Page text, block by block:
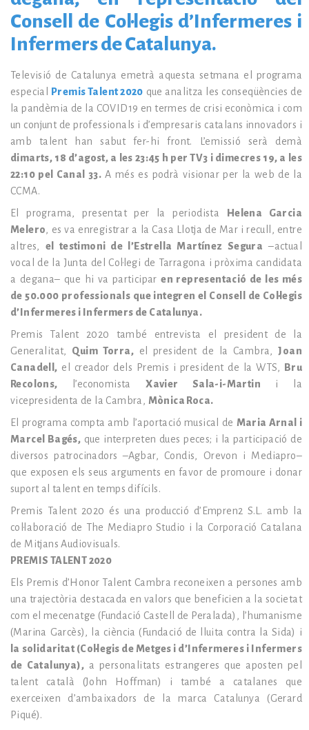
Consell de Col·legis d’Infermeres i
Infermers de Catalunya.
Televisió de Catalunya emetrà aquesta setmana el programa
especial
Premis Talent 2020 que analitza les conseqüències de
la pandèmia de la COVID19 en termes de crisi econòmica i com
un conjunt de professionals i d’empresaris catalans innovadors i
amb talent han sabut fer-hi front. L’emissió serà demà
dimarts, 18 d’agost, a les 23:45 h per TV3 i dimecres 19, a les
22:10 pel Canal 33. A més es podrà visionar per la web de la
CCMA.
El programa, presentat per la periodista
Helena Garcia
Melero, es va enregistrar a la Casa Llotja de Mar i recull, entre
altres, el testimoni de l’Estrella Martínez Segura –actual
vocal de la Junta del Col·legi de Tarragona i pròxima candidata
a degana– que hi va participaren representació de les més
de 50.000 professionals que integren el Consell de Col·legis
d’Infermeres i Infermers de Catalunya.
Premis Talent 2020 també entrevista el president de la
Generalitat, Quim Torra, el president de la Cambra,Joan
Canadell, el creador dels Premis i president de la WTS,
Bru
Recolons, l’economistaXavier Sala-i-Martin i la
vicepresidenta de la Cambra, Mònica Roca.
El programa compta amb l’aportació musical de Maria Arnal i
Marcel Bagés, que interpreten dues peces; i la participació de
diversos patrocinadors –Agbar, Condis, Orevon i Mediapro–
que exposen els seus arguments en favor de promoure i donar
suport al talent en temps difícils.
Premis Talent 2020 és una producció d’Empren2 S.L. amb la
col·laboració de The Mediapro Studio i la Corporació Catalana
de Mitjans Audiovisuals.
PREMIS TALENT 2020
Els Premis d’Honor Talent Cambra reconeixen a persones amb
una trajectòria destacada en valors que beneficien a la societat
com el mecenatge (Fundació Castell de Peralada), l’humanisme
(Marina Garcès), la ciència (Fundació de lluita contra la Sida) i
la solidaritat (Col·legis de Metges i d’Infermeres i Infermers
de Catalunya), a personalitats estrangeres que aposten pel
talent català (John
Hoffman) i també a catalanes que
exerceixen d’ambaixadors de la marca Catalunya (Gerard
Piqué).